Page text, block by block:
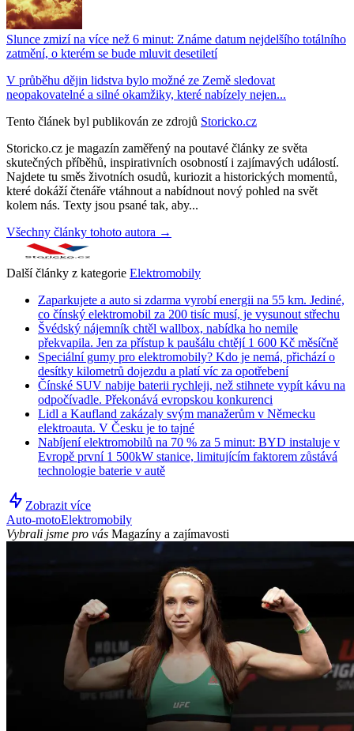
Slunce zmizí na více než 6 minut: Známe datum nejdelšího totálního
zatmění, o kterém se bude mluvit desetiletí
V průběhu dějin lidstva bylo možné ze Země sledovat
neopakovatelné a silné okamžiky, které nabízely nejen...
Tento článek byl publikován ze zdrojů Storicko.cz
Storicko.cz je magazín zaměřený na poutavé články ze světa
skutečných příběhů, inspirativních osobností i zajímavých událostí.
Najdete tu směs životních osudů, kuriozit a historických momentů,
které dokáží čtenáře vtáhnout a nabídnout nový pohled na svět
kolem nás. Texty jsou psané tak, aby...
Všechny články tohoto autora →
Další články z kategorie Elektromobily
Zaparkujete a auto si zdarma vyrobí energii na 55 km. Jediné,
co čínský elektromobil za 200 tisíc musí, je vysunout střechu
Švédský nájemník chtěl wallbox, nabídka ho nemile
překvapila. Jen za přístup k paušálu chtějí 1 600 Kč měsíčně
Speciální gumy pro elektromobily? Kdo je nemá, přichází o
desítky kilometrů dojezdu a platí víc za opotřebení
Čínské SUV nabije baterii rychleji, než stihnete vypít kávu na
odpočívadle. Překonává evropskou konkurenci
Lidl a Kaufland zakázaly svým manažerům v Německu
elektroauta. V Česku je to tajné
Nabíjení elektromobilů na 70 % za 5 minut: BYD instaluje v
Evropě první 1 500kW stanice, limitujícím faktorem zůstává
technologie baterie v autě
Zobrazit více
Auto-motoElektromobily
Vybrali jsme pro vás Magazíny a zajímavosti